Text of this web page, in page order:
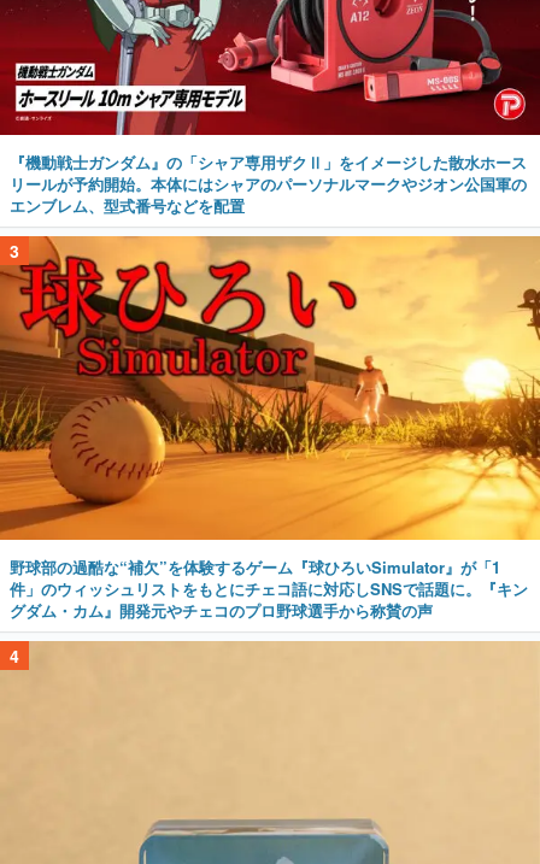
『機動戦士ガンダム』の「シャア専用ザクⅡ」をイメージした散水ホース
リールが予約開始。本体にはシャアのパーソナルマークやジオン公国軍の
エンブレム、型式番号などを配置
3
野球部の過酷な“補欠”を体験するゲーム『球ひろいSimulator』が「1
件」のウィッシュリストをもとにチェコ語に対応しSNSで話題に。『キン
グダム・カム』開発元やチェコのプロ野球選手から称賛の声
4